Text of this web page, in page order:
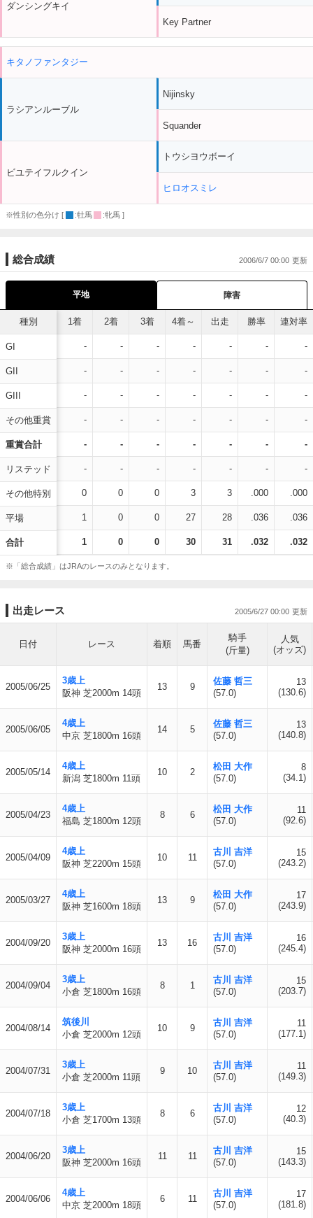
ダンシングキイ
Key Partner
キタノファンタジー
ラシアンルーブル
ビユテイフルクイン
Nijinsky
Squander
トウシヨウボーイ
ヒロオスミレ
※性別の色分け [ :牡馬 :牝馬 ]
総合成績 2006/6/7 00:00
平地 障害
種別
GI
GII
GIII
その他重賞
重賞合計
リステッド
その他特別
平場
合計
1着 2着 3着 4着～ 出走 勝率 連対率
- - - - - - -
- - - - - - -
- - - - - - -
- - - - - - -
- - - - - - -
- - - - - - -
0 0 0 3 3 .000 .000
1 0 0 27 28 .036 .036
1 0 0 30 31 .032 .032
※「総合成績」はJRAのレースのみとなります。
出走レース 2005/6/27 00:00
日付 レース 着順 馬番
騎手
(斤量)
人気
(オッズ)
2005/06/25
3歳上
阪神 芝2000m 14頭
13 9
佐藤 哲三
(57.0)
13
(130.6)
2005/06/05
4歳上
中京 芝1800m 16頭
14 5
佐藤 哲三
(57.0)
13
(140.8)
2005/05/14
4歳上
新潟 芝1800m 11頭
10 2
松田 大作
(57.0)
8
(34.1)
2005/04/23
4歳上
福島 芝1800m 12頭
8 6
松田 大作
(57.0)
11
(92.6)
2005/04/09
4歳上
阪神 芝2200m 15頭
10 11
古川 吉洋
(57.0)
15
(243.2)
2005/03/27
4歳上
阪神 芝1600m 18頭
13 9
松田 大作
(57.0)
17
(243.9)
2004/09/20
3歳上
阪神 芝2000m 16頭
13 16
古川 吉洋
(57.0)
16
(245.4)
2004/09/04
3歳上
小倉 芝1800m 16頭
8 1
古川 吉洋
(57.0)
15
(203.7)
2004/08/14
筑後川
小倉 芝2000m 12頭
10 9
古川 吉洋
(57.0)
11
(177.1)
2004/07/31
3歳上
小倉 芝2000m 11頭
9 10
古川 吉洋
(57.0)
11
(149.3)
2004/07/18
3歳上
小倉 芝1700m 13頭
8 6
古川 吉洋
(57.0)
12
(40.3)
2004/06/20
3歳上
阪神 芝2000m 16頭
11 11
古川 吉洋
(57.0)
15
(143.3)
2004/06/06
4歳上
中京 芝2000m 18頭
6 11
古川 吉洋
(57.0)
17
(181.8)